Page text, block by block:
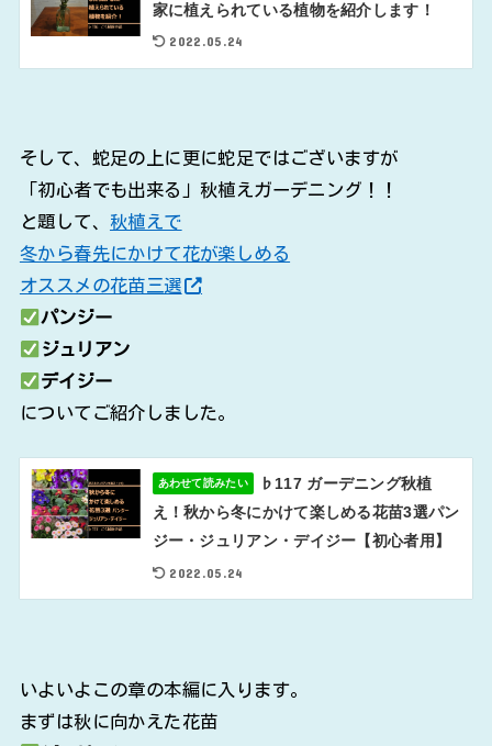
家に植えられている植物を紹介します！
2022.05.24
そして、蛇足の上に更に蛇足ではございますが
「初心者でも出来る」秋植えガーデニング！！
と題して、 秋植えで
冬から春先にかけて花が楽しめる
オススメの花苗三選
パンジー
ジュリアン
デイジー
についてご紹介しました。
あわせて読みたい
♭117 ガーデニング秋植
え！秋から冬にかけて楽しめる花苗3選パン
ジー・ジュリアン・デイジー【初心者用】
2022.05.24
いよいよこの章の本編に入ります。
まずは秋に向かえた花苗